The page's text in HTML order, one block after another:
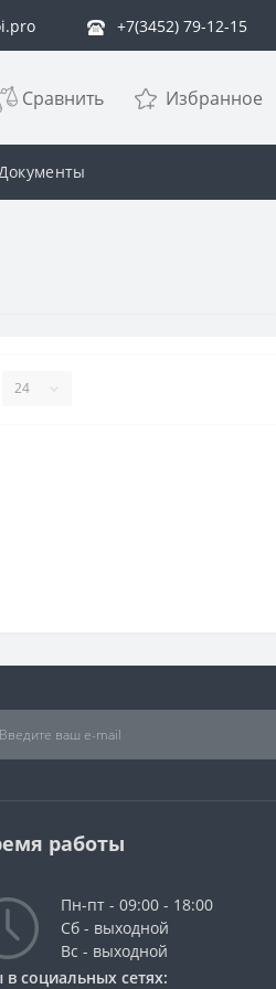
+7(3452) 79-12-15
Сравнить Избранное
работы
Пн-пт - 09:00 - 18:00
Сб - выходной
Вс - выходной
социальных сетях: